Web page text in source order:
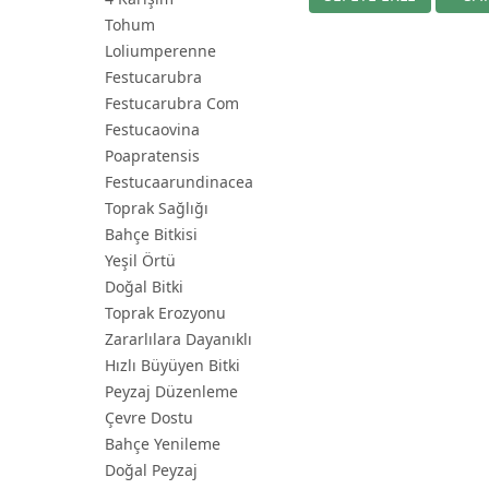
Tohum
Loliumperenne
Festucarubra
Festucarubra Com
Festucaovina
Poapratensis
Festucaarundinacea
Toprak Sağlığı
Bahçe Bitkisi
Yeşil Örtü
Doğal Bitki
Toprak Erozyonu
Zararlılara Dayanıklı
Hızlı Büyüyen Bitki
Peyzaj Düzenleme
Çevre Dostu
Bahçe Yenileme
Doğal Peyzaj